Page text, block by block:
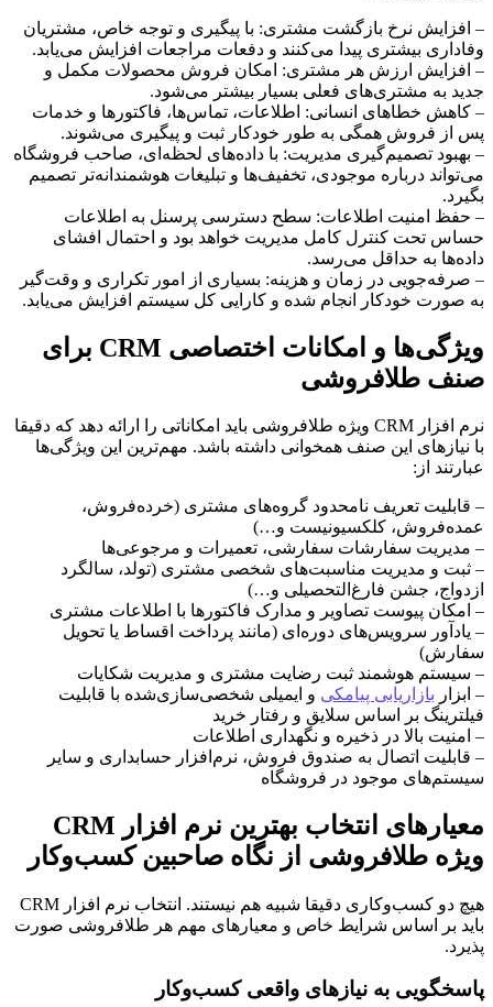
– افزایش نرخ بازگشت مشتری: با پیگیری و توجه خاص، مشتریان
وفاداری بیشتری پیدا می‌کنند و دفعات مراجعات افزایش می‌یابد.
– افزایش ارزش هر مشتری: امکان فروش محصولات مکمل و
جدید به مشتری‌های فعلی بسیار بیشتر می‌شود.
– کاهش خطاهای انسانی: اطلاعات، تماس‌ها، فاکتورها و خدمات
پس از فروش همگی به طور خودکار ثبت و پیگیری می‌شوند.
– بهبود تصمیم‌گیری مدیریت: با داده‌های لحظه‌ای، صاحب فروشگاه
می‌تواند درباره موجودی، تخفیف‌ها و تبلیغات هوشمندانه‌تر تصمیم‌
بگیرد.
– حفظ امنیت اطلاعات: سطح دسترسی پرسنل به اطلاعات
حساس تحت کنترل کامل مدیریت خواهد بود و احتمال افشای
داده‌ها به حداقل می‌رسد.
– صرفه‌جویی در زمان و هزینه: بسیاری از امور تکراری و وقت‌گیر
به صورت خودکار انجام شده و کارایی کل سیستم افزایش می‌یابد.
ویژگی‌ها و امکانات اختصاصی CRM برای
صنف طلافروشی
نرم افزار CRM ویژه طلافروشی باید امکاناتی را ارائه دهد که دقیقا
با نیازهای این صنف همخوانی داشته باشد. مهم‌ترین این ویژگی‌ها
عبارتند از:
– قابلیت تعریف نامحدود گروه‌های مشتری (خرده‌فروش،
عمده‌فروش، کلکسیونیست و…)
– مدیریت سفارشات سفارشی، تعمیرات و مرجوعی‌ها
– ثبت و مدیریت مناسبت‌های شخصی مشتری (تولد، سالگرد
ازدواج، جشن فارغ‌التحصیلی و…)
– امکان پیوست تصاویر و مدارک فاکتورها با اطلاعات مشتری
– یادآور سرویس‌های دوره‌ای (مانند پرداخت اقساط یا تحویل
سفارش)
– سیستم هوشمند ثبت رضایت مشتری و مدیریت شکایات
– ابزار بازاریابی پیامکی و ایمیلی شخصی‌سازی‌شده با قابلیت
فیلترینگ بر اساس سلایق و رفتار خرید
– امنیت بالا در ذخیره و نگهداری اطلاعات
– قابلیت اتصال به صندوق فروش، نرم‌افزار حسابداری و سایر
سیستم‌های موجود در فروشگاه
معیارهای انتخاب بهترین نرم افزار CRM
ویژه طلافروشی از نگاه صاحبین کسب‌وکار
هیچ دو کسب‌وکاری دقیقا شبیه هم نیستند. انتخاب نرم افزار CRM
باید بر اساس شرایط خاص و معیارهای مهم هر طلافروشی صورت
پذیرد.
پاسخگویی به نیازهای واقعی کسب‌وکار